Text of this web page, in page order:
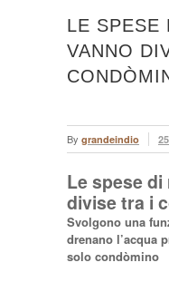
LE SPESE
VANNO
By grandeindio
Le spese
divise tra i
Svolgono una
drenano l’acqua
solo condòmino